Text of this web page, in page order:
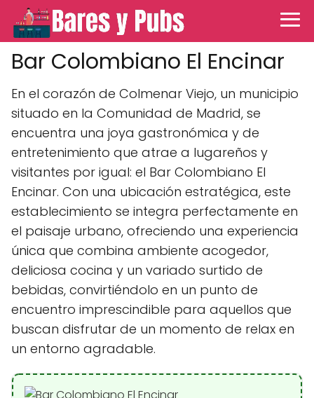
Bar Colombiano El Encinar
En el corazón de Colmenar Viejo, un municipio
situado en la Comunidad de Madrid, se
encuentra una joya gastronómica y de
entretenimiento que atrae a lugareños y
visitantes por igual: el Bar Colombiano El
Encinar. Con una ubicación estratégica, este
establecimiento se integra perfectamente en
el paisaje urbano, ofreciendo una experiencia
única que combina ambiente acogedor,
deliciosa cocina y un variado surtido de
bebidas, convirtiéndolo en un punto de
encuentro imprescindible para aquellos que
buscan disfrutar de un momento de relax en
un entorno agradable.